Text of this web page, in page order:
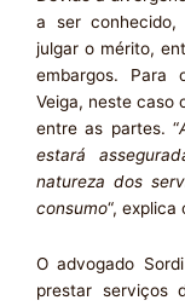
a ser conhecido,
julgar o mérito,
embargos. Para
Veiga, neste caso
entre as partes. “
estará
natureza dos
consumo“, explica
O advogado
prestar serviços